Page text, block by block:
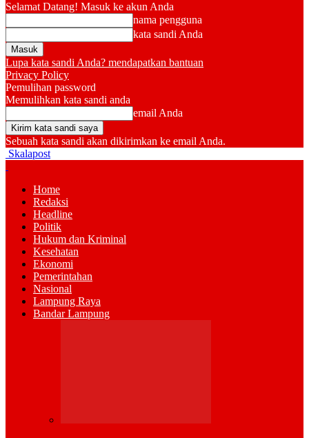
Selamat Datang! Masuk ke akun Anda
nama pengguna
kata sandi Anda
Lupa kata sandi Anda? mendapatkan bantuan
Privacy Policy
Pemulihan password
Memulihkan kata sandi anda
email Anda
Sebuah kata sandi akan dikirimkan ke email Anda.
Skalapost
Home
Redaksi
Headline
Politik
Hukum dan Kriminal
Kesehatan
Ekonomi
Pemerintahan
Nasional
Lampung Raya
Bandar Lampung